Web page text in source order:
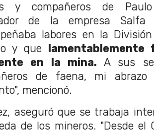
y compañeros de
de la empresa Salfa
labores en la
y que lamentablemente
en la mina. A sus
de faena, mi
mencionó.
aseguró que se trabaja
de los mineros. "Desde el